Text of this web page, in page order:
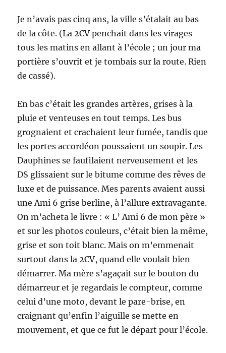
Je n’avais pas cinq ans, la ville s’étalait au bas
de la côte. (La 2CV penchait dans les virages
tous les matins en allant à l’école ; un jour ma
portière s’ouvrit et je tombais sur la route. Rien
de cassé).
En bas c’était les grandes artères, grises à la
pluie et venteuses en tout temps. Les bus
grognaient et crachaient leur fumée, tandis que
les portes accordéon poussaient un soupir. Les
Dauphines se faufilaient nerveusement et les
DS glissaient sur le bitume comme des rêves de
luxe et de puissance. Mes parents avaient aussi
une Ami 6 grise berline, à l’allure extravagante.
On m’acheta le livre : « L’ Ami 6 de mon père »
et sur les photos couleurs, c’était bien la même,
grise et son toit blanc. Mais on m’emmenait
surtout dans la 2CV, quand elle voulait bien
démarrer. Ma mère s’agaçait sur le bouton du
démarreur et je regardais le compteur, comme
celui d’une moto, devant le pare-brise, en
craignant qu’enfin l’aiguille se mette en
mouvement, et que ce fut le départ pour l’école.